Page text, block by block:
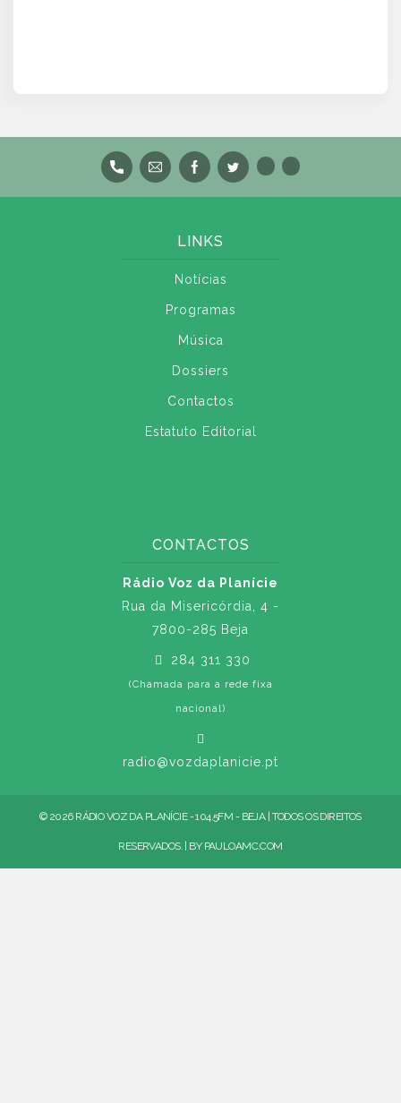
LINKS
Notícias
Programas
Música
Dossiers
Contactos
Estatuto Editorial
CONTACTOS
Rádio Voz da Planície
Rua da Misericórdia, 4 -
7800-285 Beja
284 311 330
(Chamada para a rede fixa
nacional)
radio@vozdaplanicie.pt
© 2026 RÁDIO VOZ DA PLANÍCIE - 104.5FM - BEJA | TODOS OS DIREITOS
RESERVADOS. | BY PAULOAMC.COM